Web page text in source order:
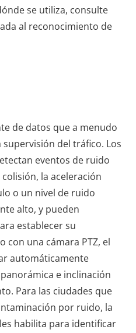
se utiliza, consulte
al reconocimiento de
de datos que a menudo
del tráfico. Los
eventos de ruido
la aceleración
o un nivel de ruido
alto, y pueden
establecer su
con una cámara PTZ, el
automáticamente
e inclinación
Para las ciudades que
por ruido, la
habilita para identificar